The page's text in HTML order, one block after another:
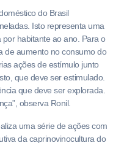
do Brasil
Isto representa uma
habitante ao ano. Para o
de aumento no consumo do
ações de estímulo junto
que deve ser estimulado.
que deve ser explorada.
observa Ronil.
uma série de ações com
da caprinovinocultura do